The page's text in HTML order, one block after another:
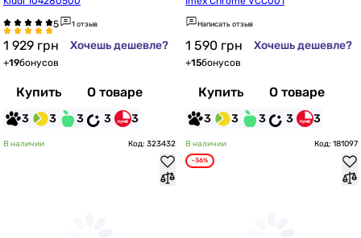
1 отзыв
1 929 грн Хочешь дешевле?
+19бонусов
Купить О товаре
3 3 3 3 3
Написать отзыв
1 590 грн Хочешь дешевле?
+15бонусов
Купить О товаре
3 3 3 3 3
В наличии Код: 323432 В наличии Код: 181097
-36%